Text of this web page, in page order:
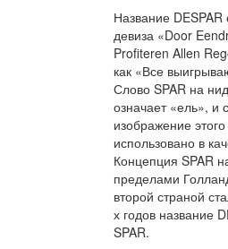
Название
девиза «Door
Profiteren Allen
как «Все
Слово SPAR на
означает «ель», и
изображение
использовано в
Концепция SPAR
пределами
второй страной
х годов название
SPAR.